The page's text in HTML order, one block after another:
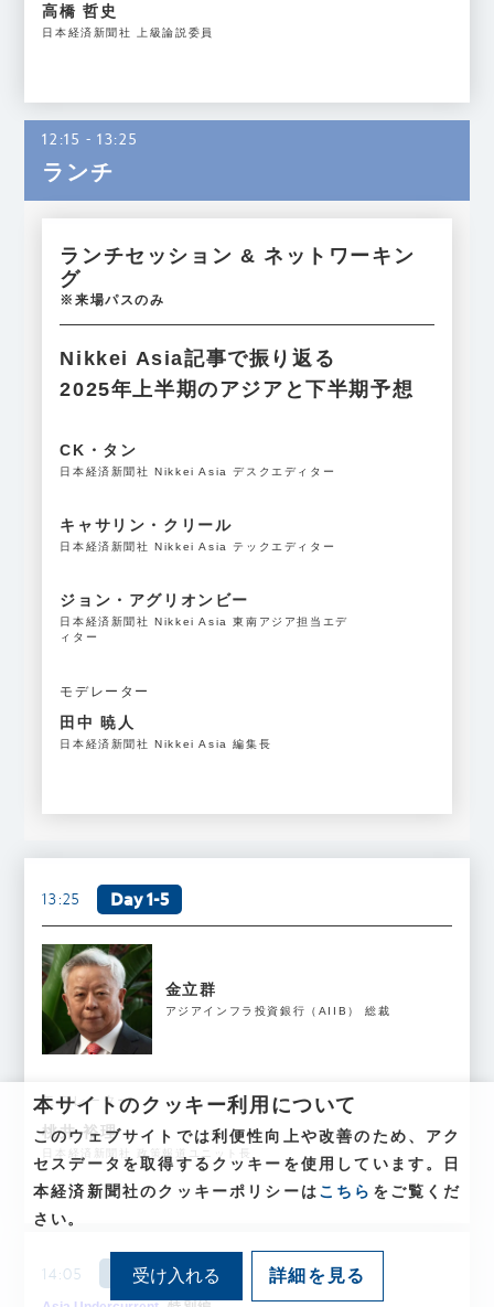
高橋 哲史
日本経済新聞社 上級論説委員
12:15 - 13:25
ランチ
ランチセッション & ネットワーキン
グ
※来場パスのみ
Nikkei Asia記事で振り返る
2025年上半期のアジアと下半期予想
CK・タン
日本経済新聞社 Nikkei Asia デスクエディター
キャサリン・クリール
日本経済新聞社 Nikkei Asia テックエディター
ジョン・アグリオンビー
日本経済新聞社 Nikkei Asia 東南アジア担当エデ
ィター
モデレーター
田中 暁人
日本経済新聞社 Nikkei Asia 編集長
13:25 Day 1-5
金立群
アジアインフラ投資銀行（AIIB） 総裁
モデレーター
桃井 裕理
日本経済新聞社 政策報道ユニット長
14:05 Day 1-6
本サイトのクッキー利用について
このウェブサイトでは利便性向上や改善のため、アク
セスデータを取得するクッキーを使用しています。日
本経済新聞社のクッキーポリシーはこちら をご覧くだ
さい。
詳細を見る